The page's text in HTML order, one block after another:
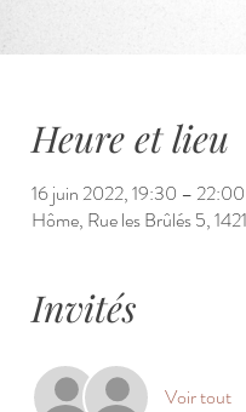
Heure et lieu
16 juin 2022, 19:30 – 22:00
Hôme, Rue les Brûlés 5,
Invités
Voir tout